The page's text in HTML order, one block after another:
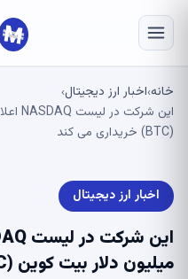
خانه›اخبار ارز دیجیتال›
(BTC) خریداری می کند
اخبار ارز دیجیتال
میلیون دلار بیت کوین (BTC) خریداری می کند